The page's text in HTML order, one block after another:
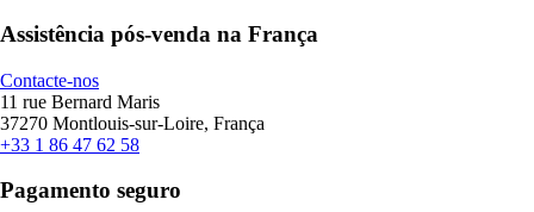
Assistência pós-venda na França
Contacte-nos
11 rue Bernard Maris
37270 Montlouis-sur-Loire, França
+33 1 86 47 62 58
Pagamento seguro